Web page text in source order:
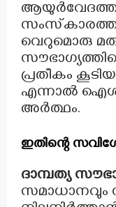
വെറുമൊരു
പ്രതീകം
എന്നാൽ
അർത്ഥം.
ഇതിന്റെ
ദാമ്പത്യ
സമാധാനവും